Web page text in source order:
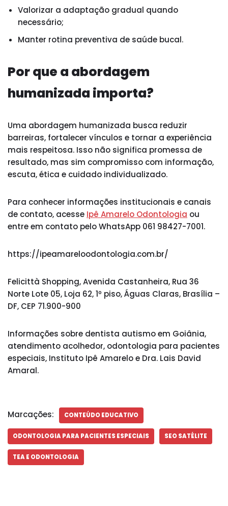
Valorizar a adaptação gradual quando
necessário;
Manter rotina preventiva de saúde bucal.
Por que a abordagem
humanizada importa?
Uma abordagem humanizada busca reduzir
barreiras, fortalecer vínculos e tornar a experiência
mais respeitosa. Isso não significa promessa de
resultado, mas sim compromisso com informação,
escuta, ética e cuidado individualizado.
Para conhecer informações institucionais e canais
de contato, acesse Ipê Amarelo Odontologia ou
entre em contato pelo WhatsApp 061 98427-7001.
https://ipeamareloodontologia.com.br/
Felicittà Shopping, Avenida Castanheira, Rua 36
Norte Lote 05, Loja 62, 1º piso, Águas Claras, Brasília –
DF, CEP 71.900-900
Informações sobre dentista autismo em Goiânia,
atendimento acolhedor, odontologia para pacientes
especiais, Instituto Ipê Amarelo e Dra. Lais David
Amaral.
Marcações: CONTEÚDO EDUCATIVO
ODONTOLOGIA PARA PACIENTES ESPECIAIS SEO SATÉLITE
TEA E ODONTOLOGIA